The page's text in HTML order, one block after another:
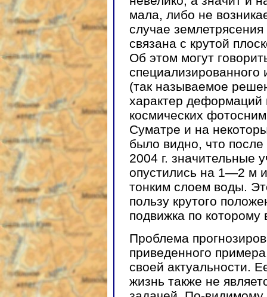
мала, либо не
случае
связана с крутой
Об этом могут
специализированного
(так называемое
характер
космических
Суматре и на
было видно, что
2004 г. значительные
опустились на 1—2 м
тонким слоем воды.
пользу крутого
подвижка по
Проблема
приведенного
своей актуальности.
жизнь также не